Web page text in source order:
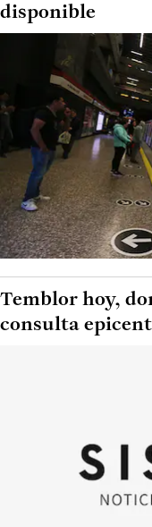
disponible
Temblor hoy,
consulta